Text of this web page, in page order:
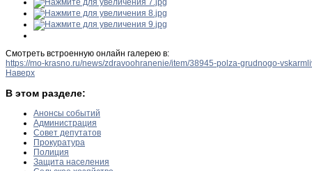
Смотреть встроенную онлайн галерею в:
https://mo-krasno.ru/news/zdravoohranenie/item/38945-polza-grudnogo-
Наверх
В этом разделе:
Анонсы событий
Администрация
Совет депутатов
Прокуратура
Полиция
Защита населения